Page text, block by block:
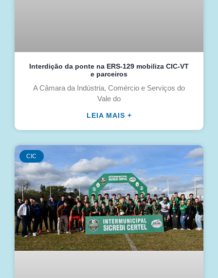
Interdição da ponte na ERS-129 mobiliza CIC-VT
e parceiros
A Câmara da Indústria, Comércio e Serviços do
Vale do
LEIA MAIS +
CIC